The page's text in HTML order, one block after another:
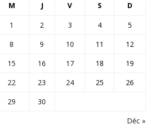
M J V S D
Déc »
1 2 3 4
5
8 9 10 11
12
15 16 17 18
19
22 23 24 25
26
29 30